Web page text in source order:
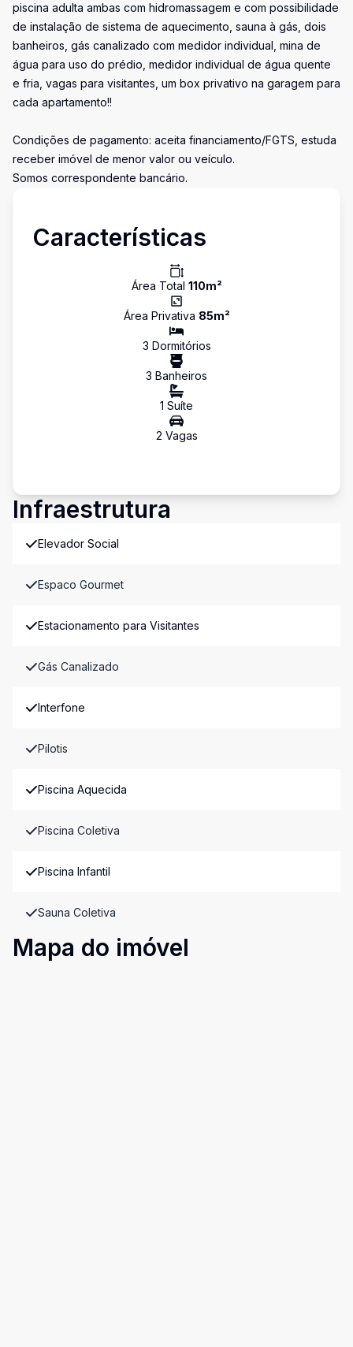
piscina adulta ambas com hidromassagem e com possibilidade
de instalação de sistema de aquecimento, sauna à gás, dois
banheiros, gás canalizado com medidor individual, mina de
água para uso do prédio, medidor individual de água quente
e fria, vagas para visitantes, um box privativo na garagem para
cada apartamento!!
Condições de pagamento: aceita financiamento/FGTS, estuda
receber imóvel de menor valor ou veículo.
Somos correspondente bancário.
Características
Área Total 110m²
Área Privativa 85m²
3 Dormitórios
3 Banheiros
1 Suíte
2 Vagas
Infraestrutura
Elevador Social
Espaco Gourmet
Estacionamento para Visitantes
Gás Canalizado
Interfone
Pilotis
Piscina Aquecida
Piscina Coletiva
Piscina Infantil
Sauna Coletiva
Mapa do imóvel